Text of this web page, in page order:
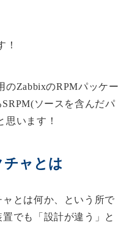
！
のZabbixのRPMパッケー
ソースを含んだパ
思います！
チャとは
とは何か、という所で
でも「設計が違う」と